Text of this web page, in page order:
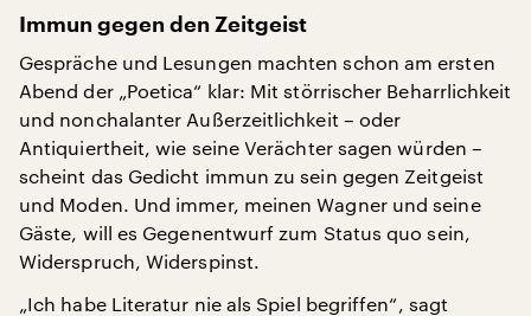
Immun gegen den Zeitgeist
Gespräche und Lesungen machten schon am ersten
Abend der „Poetica“ klar: Mit störrischer Beharrlichkeit
und nonchalanter Außerzeitlichkeit – oder
Antiquiertheit, wie seine Verächter sagen würden –
scheint das Gedicht immun zu sein gegen Zeitgeist
und Moden. Und immer, meinen Wagner und seine
Gäste, will es Gegenentwurf zum Status quo sein,
Widerspruch, Widerspinst.
„Ich habe Literatur nie als Spiel begriffen“, sagt